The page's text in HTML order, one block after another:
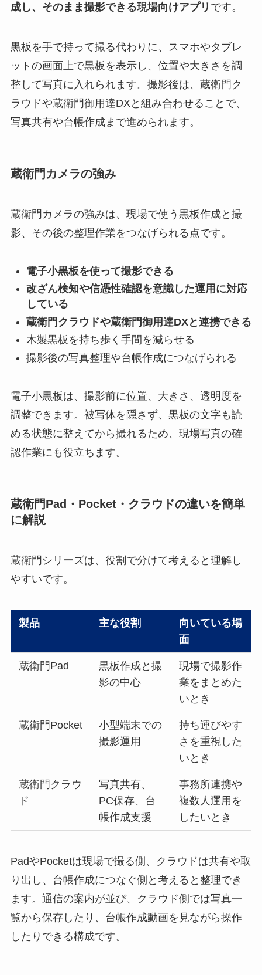
成し、そのまま撮影できる現場向けアプリ です。
黒板を手で持って撮る代わりに、スマホやタブレ
ットの画面上で黒板を表示し、位置や大きさを調
整して写真に入れられます。撮影後は、蔵衛門ク
ラウドや蔵衛門御用達DXと組み合わせることで、
写真共有や台帳作成まで進められます。
蔵衛門カメラの強み
蔵衛門カメラの強みは、現場で使う黒板作成と撮
影、その後の整理作業をつなげられる点です。
電子小黒板を使って撮影できる
改ざん検知や信憑性確認を意識した運用に対応
している
蔵衛門クラウドや蔵衛門御用達DXと連携できる
木製黒板を持ち歩く手間を減らせる
撮影後の写真整理や台帳作成につなげられる
電子小黒板は、撮影前に位置、大きさ、透明度を
調整できます。被写体を隠さず、黒板の文字も読
める状態に整えてから撮れるため、現場写真の確
認作業にも役立ちます。
蔵衛門Pad・Pocket・クラウドの違いを簡単
に解説
蔵衛門シリーズは、役割で分けて考えると理解し
やすいです。
製品 主な役割
向いている場
面
蔵衛門Pad
黒板作成と撮
影の中心
現場で撮影作
業をまとめた
いとき
蔵衛門Pocket
小型端末での
撮影運用
持ち運びやす
さを重視した
いとき
蔵衛門クラウ
ド
写真共有、
PC保存、台
帳作成支援
事務所連携や
複数人運用を
したいとき
PadやPocketは現場で撮る側、クラウドは共有や取
り出し、台帳作成につなぐ側と考えると整理でき
ます。通信の案内が並び、クラウド側では写真一
覧から保存したり、台帳作成動画を見ながら操作
したりできる構成です。